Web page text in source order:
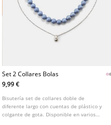
Set 2 Collares Bolas
9,99 €
Bisutería set de collares doble de
diferente largo con cuentas de plástico y
colgante de gota. Disponible en varios